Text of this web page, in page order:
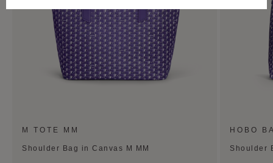
M TOTE MM
Shoulder Bag in Canvas M MM
HOBO
Shoulder